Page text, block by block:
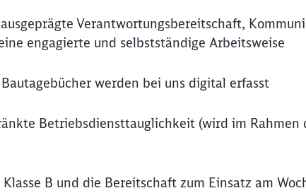
Verantwortungsbereitschaft,
engagierte und selbstständige Arbeitsweise
werden bei uns digital erfasst
Betriebsdiensttauglichkeit (wird im Rahmen
B und die Bereitschaft zum Einsatz am